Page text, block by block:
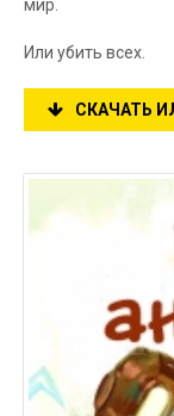
мир.
Или убить всех.
СКАЧАТЬ